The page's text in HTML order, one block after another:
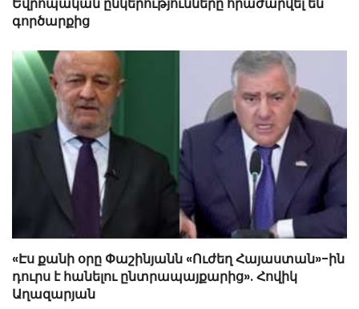
գործարքից
«Էս քանի օրը Փաշինյանն «Ուժեղ Հայաստան»-ին
դուրս է հանելու ընտրապայքարից». Հովիկ
Աղազարյան